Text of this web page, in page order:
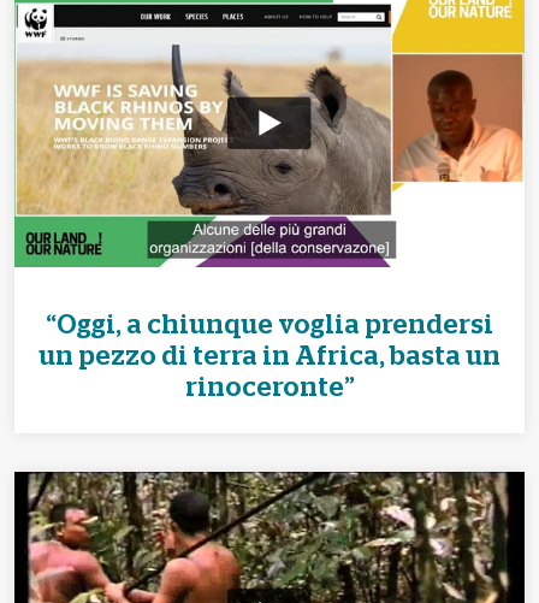
“Oggi, a chiunque voglia prendersi
un pezzo di terra in Africa, basta un
rinoceronte”